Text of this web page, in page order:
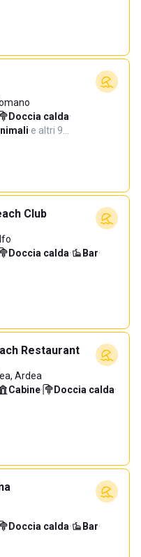
Doccia calda·
·e altri 9…
Club
Doccia calda· Bar·
Restaurant
Ardea
Cabine· Doccia calda·
Doccia calda· Bar·